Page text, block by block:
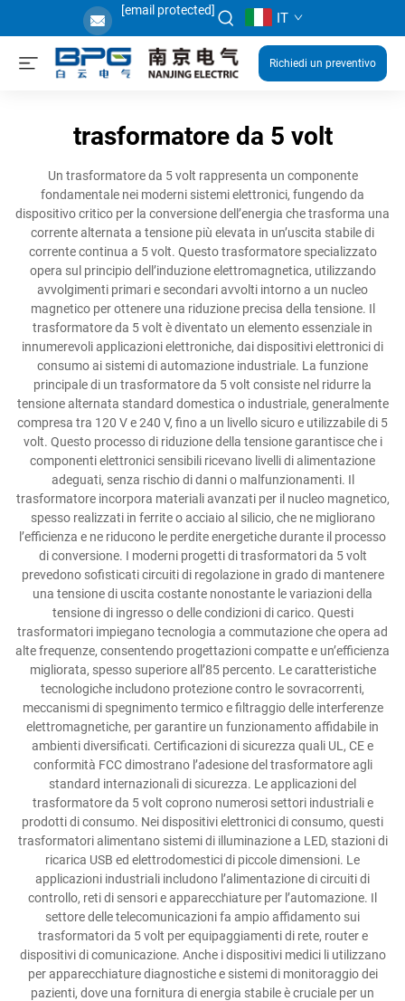
[email protected] IT
Richiedi un preventivo
trasformatore da 5 volt
Un trasformatore da 5 volt rappresenta un componente
fondamentale nei moderni sistemi elettronici, fungendo da
dispositivo critico per la conversione dell’energia che trasforma una
corrente alternata a tensione più elevata in un’uscita stabile di
corrente continua a 5 volt. Questo trasformatore specializzato
opera sul principio dell’induzione elettromagnetica, utilizzando
avvolgimenti primari e secondari avvolti intorno a un nucleo
magnetico per ottenere una riduzione precisa della tensione. Il
trasformatore da 5 volt è diventato un elemento essenziale in
innumerevoli applicazioni elettroniche, dai dispositivi elettronici di
consumo ai sistemi di automazione industriale. La funzione
principale di un trasformatore da 5 volt consiste nel ridurre la
tensione alternata standard domestica o industriale, generalmente
compresa tra 120 V e 240 V, fino a un livello sicuro e utilizzabile di 5
volt. Questo processo di riduzione della tensione garantisce che i
componenti elettronici sensibili ricevano livelli di alimentazione
adeguati, senza rischio di danni o malfunzionamenti. Il
trasformatore incorpora materiali avanzati per il nucleo magnetico,
spesso realizzati in ferrite o acciaio al silicio, che ne migliorano
l’efficienza e ne riducono le perdite energetiche durante il processo
di conversione. I moderni progetti di trasformatori da 5 volt
prevedono sofisticati circuiti di regolazione in grado di mantenere
una tensione di uscita costante nonostante le variazioni della
tensione di ingresso o delle condizioni di carico. Questi
trasformatori impiegano tecnologia a commutazione che opera ad
alte frequenze, consentendo progettazioni compatte e un’efficienza
migliorata, spesso superiore all’85 percento. Le caratteristiche
tecnologiche includono protezione contro le sovracorrenti,
meccanismi di spegnimento termico e filtraggio delle interferenze
elettromagnetiche, per garantire un funzionamento affidabile in
ambienti diversificati. Certificazioni di sicurezza quali UL, CE e
conformità FCC dimostrano l’adesione del trasformatore agli
standard internazionali di sicurezza. Le applicazioni del
trasformatore da 5 volt coprono numerosi settori industriali e
prodotti di consumo. Nei dispositivi elettronici di consumo, questi
trasformatori alimentano sistemi di illuminazione a LED, stazioni di
ricarica USB ed elettrodomestici di piccole dimensioni. Le
applicazioni industriali includono l’alimentazione di circuiti di
controllo, reti di sensori e apparecchiature per l’automazione. Il
settore delle telecomunicazioni fa ampio affidamento sui
trasformatori da 5 volt per equipaggiamenti di rete, router e
dispositivi di comunicazione. Anche i dispositivi medici li utilizzano
per apparecchiature diagnostiche e sistemi di monitoraggio dei
pazienti, dove una fornitura di energia stabile è cruciale per un